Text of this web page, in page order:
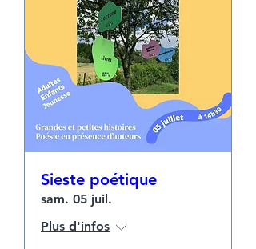
Sieste poétique
sam. 05 juil.
Plus d'infos